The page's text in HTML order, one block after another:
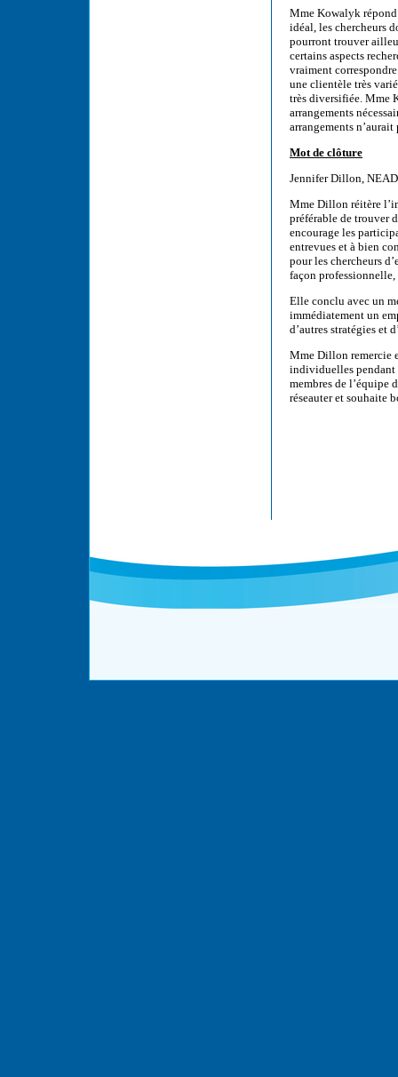
Mme Kowalyk répond
idéal, les chercheurs
pourront trouver
certains aspects
vraiment
une clientèle très
très diversifiée. Mme
arrangements
arrangements
Mot de clôture
Jennifer Dillon,
Mme Dillon réitère
préférable de trouver
encourage les
entrevues et à bien
pour les chercheurs
façon professionnelle,
Elle conclu avec un
immédiatement un
d’autres stratégies et
Mme Dillon remercie
individuelles pendant
membres de l’équipe
réseauter et souhaite